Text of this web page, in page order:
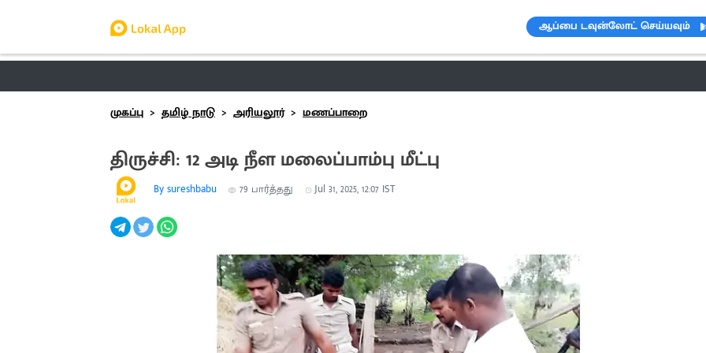
ஆப்பை டவுன்லோட் செய்யவும்
முகப்பு
தமிழ் நாடு அரியலூர் மணப்பாறை
திருச்சி: 12 அடி நீள மலைப்பாம்பு மீட்பு
By sureshbabu 79 பார்த்தது Jul 31, 2025, 12:07 IST